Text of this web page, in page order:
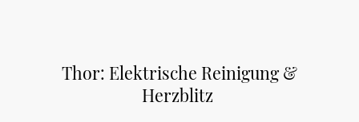
Thor: Elektrische Reinigung &
Herzblitz